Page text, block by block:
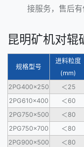
接服务，售后有
昆明矿机对辊
规格型号
进料粒度
(mm)
2PG400×250
＜25
2PG610×400
＜60
2PG750×500
＜80
2PG750×700
＜80
2PG900×500
＜80